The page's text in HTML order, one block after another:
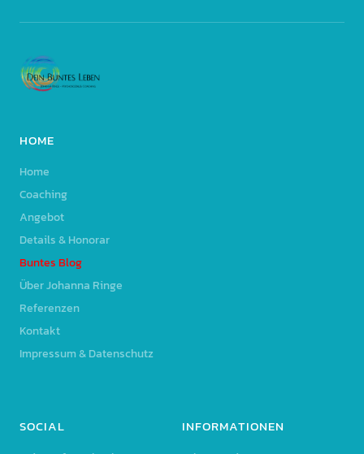
HOME
Home
Coaching
Angebot
Details & Honorar
Buntes Blog
Über Johanna Ringe
Referenzen
Kontakt
Impressum & Datenschutz
SOCIAL INFORMATIONEN